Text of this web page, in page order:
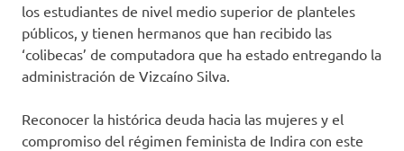
los estudiantes de nivel medio superior de planteles
públicos, y tienen hermanos que han recibido las
‘colibecas’ de computadora que ha estado entregando la
administración de Vizcaíno Silva.
Reconocer la histórica deuda hacia las mujeres y el
compromiso del régimen feminista de Indira con este